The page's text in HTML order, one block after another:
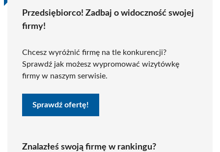
Przedsiębiorco! Zadbaj o widoczność swojej
firmy!
Chcesz wyróżnić firmę na tle konkurencji?
Sprawdź jak możesz wypromować wizytówkę
firmy w naszym serwisie.
Sprawdź ofertę!
Znalazłeś swoją firmę w rankingu?